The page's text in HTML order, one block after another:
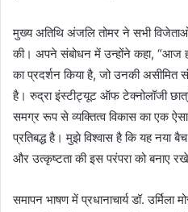
मुख्य अतिथि अंजलि तोमर ने सभी
की। अपने संबोधन में उन्होंने कहा, “आज
का प्रदर्शन किया है, जो उनकी असीमित
है। रुद्रा इंस्टीट्यूट ऑफ टेक्नोलॉजी
समग्र रूप से व्यक्तित्व विकास का एक
प्रतिबद्ध है। मुझे विश्वास है कि यह नया
और उत्कृष्टता की इस परंपरा को बनाए
समापन भाषण में प्रधानाचार्य डॉ. उर्मिला